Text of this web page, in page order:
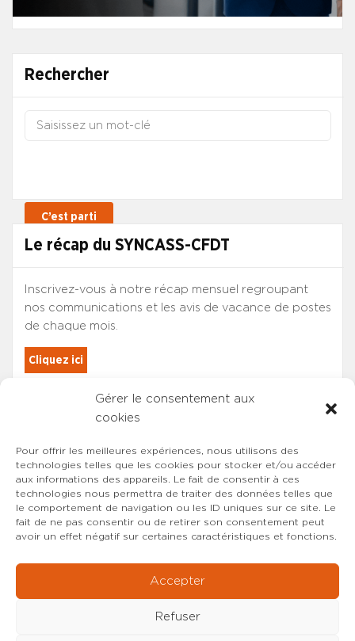
Gérer le consentement aux
cookies
Pour offrir les meilleures expériences, nous utilisons des
technologies telles que les cookies pour stocker et/ou accéder
aux informations des appareils. Le fait de consentir à ces
technologies nous permettra de traiter des données telles que
le comportement de navigation ou les ID uniques sur ce site. Le
fait de ne pas consentir ou de retirer son consentement peut
avoir un effet négatif sur certaines caractéristiques et fonctions.
Accepter
Refuser
Rechercher
Le récap du SYNCASS-CFDT
Inscrivez-vous à notre récap mensuel regroupant
nos communications et les avis de vacance de postes
de chaque mois.
Cliquez ici
Les adhérents du SYNCASS-CFDT
sont automatiquement inscrits.